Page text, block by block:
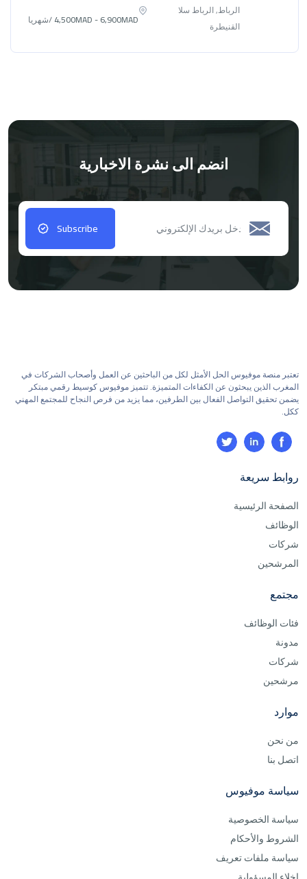
الرباط, الرباط سلا
القنيطرة
4,500MAD - 6,900MAD/شهريا
انضم الى نشرة الاخبارية
Subscribe
تعتبر منصة موفيوس الحل الأمثل لكل من الباحثين عن العمل وأصحاب الشركات في
المغرب الذين يبحثون عن الكفاءات المتميزة. تتميز موفيوس كوسيط رقمي مبتكر
يضمن تحقيق التواصل الفعال بين الطرفين، مما يزيد من فرص النجاح للمجتمع المهني
ككل.
روابط سريعة
الصفحة الرئيسية
الوظائف
شركات
المرشحين
مجتمع
فئات الوظائف
مدونة
شركات
مرشحين
موارد
من نحن
اتصل بنا
سياسة موفيوس
سياسة الخصوصية
الشروط والأحكام
سياسة ملفات تعريف